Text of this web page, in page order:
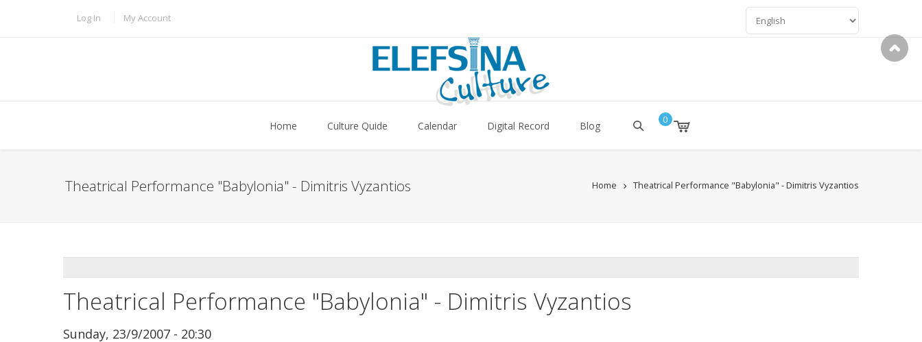
TOPBAR MENU
Log In My Account LANGUAGES
Home Culture Quide Calendar Digital Record Blog 0
Theatrical Performance "Babylonia" - Dimitris Vyzantios Home Theatrical Performance "Babylonia" - Dimitris Vyzantios
Theatrical Performance "Babylonia" - Dimitris Vyzantios
Sunday, 23/9/2007 - 20:30